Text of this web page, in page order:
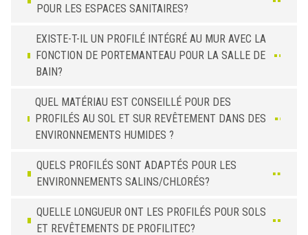
POUR LES ESPACES SANITAIRES?
EXISTE-T-IL UN PROFILÉ INTÉGRÉ AU MUR AVEC LA
FONCTION DE PORTEMANTEAU POUR LA SALLE DE
BAIN?
QUEL MATÉRIAU EST CONSEILLÉ POUR DES
PROFILÉS AU SOL ET SUR REVÊTEMENT DANS DES
ENVIRONNEMENTS HUMIDES ?
QUELS PROFILÉS SONT ADAPTÉS POUR LES
ENVIRONNEMENTS SALINS/CHLORÉS?
QUELLE LONGUEUR ONT LES PROFILÉS POUR SOLS
ET REVÊTEMENTS DE PROFILITEC?